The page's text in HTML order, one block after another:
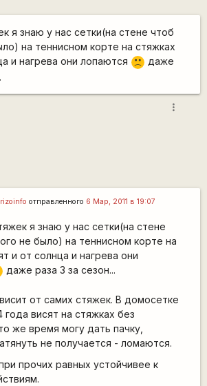
я знаю у нас сетки(на стене чтоб
на теннисном корте на стяжках
и нагрева они лопаются
:(
даже
more_vert
rizoinfo отправленного 6 Мар, 2011 в 19:07
я знаю у нас сетки(на стене
не было) на теннисном корте на
и от солнца и нагрева они
даже раза 3 за сезон...
от самих стяжек. В домосетке
висят на стяжках без
же время могу дать пачку,
не получается - ломаются.
прочих равных устойчивее к